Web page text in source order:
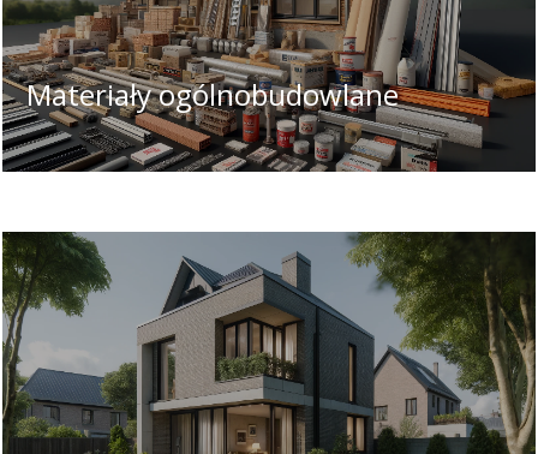
Materiały ogólnobudowlane